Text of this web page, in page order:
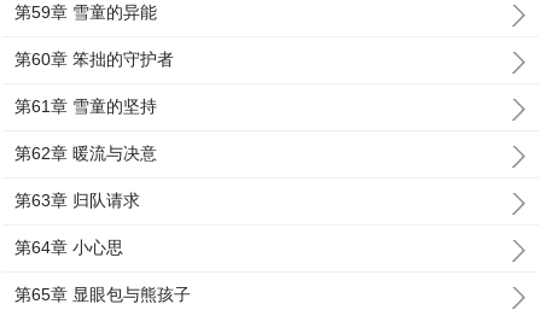
第59章 雪童的异能
第60章 笨拙的守护者
第61章 雪童的坚持
第62章 暖流与决意
第63章 归队请求
第64章 小心思
第65章 显眼包与熊孩子